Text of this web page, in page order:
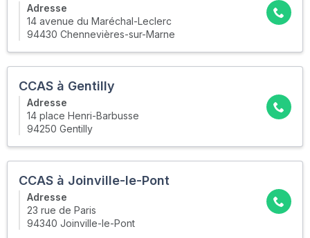
Adresse
14 avenue du Maréchal-Leclerc
94430 Chennevières-sur-Marne
CCAS à Gentilly
Adresse
14 place Henri-Barbusse
94250 Gentilly
CCAS à Joinville-le-Pont
Adresse
23 rue de Paris
94340 Joinville-le-Pont